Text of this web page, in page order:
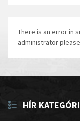
There is an error in
administrator
HÍR